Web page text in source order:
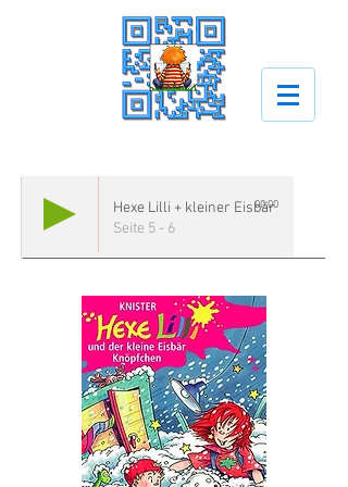
Hexe Lilli + kleiner Eisbär
Seite 5 - 6
00:00